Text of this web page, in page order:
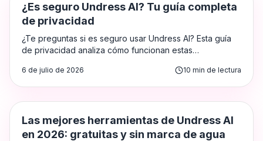
¿Es seguro Undress AI? Tu guía completa
de privacidad
¿Te preguntas si es seguro usar Undress AI? Esta guía
de privacidad analiza cómo funcionan estas
antes de subir cualquier imagen.
6 de julio de 2026 10 min de lectura
Las mejores herramientas de Undress AI
en 2026: gratuitas y sin marca de agua